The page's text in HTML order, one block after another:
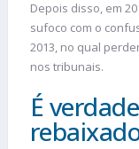
Depois disso, em
sufoco com o
2013, no qual
nos tribunais.
É